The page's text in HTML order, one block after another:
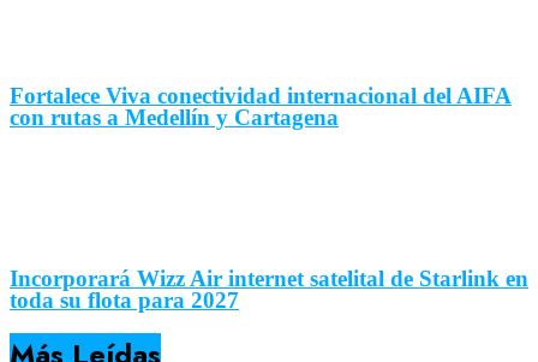
Fortalece Viva conectividad internacional del AIFA
con rutas a Medellín y Cartagena
Incorporará Wizz Air internet satelital de Starlink en
toda su flota para 2027